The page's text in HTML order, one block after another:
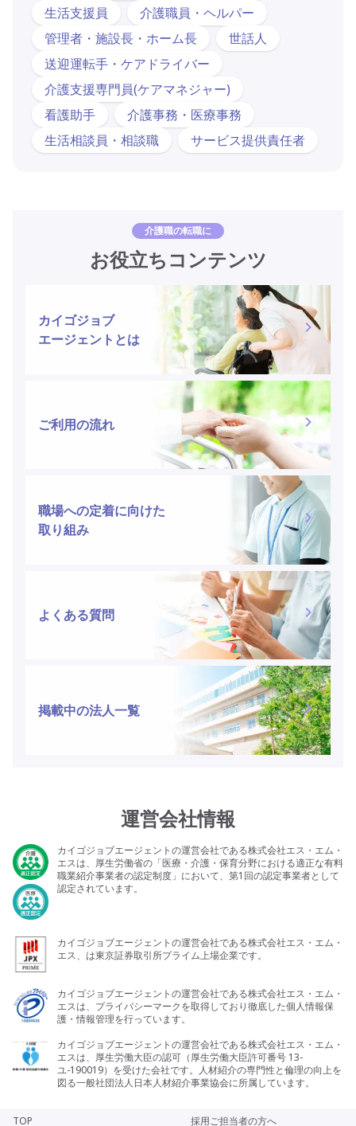
生活支援員
介護職員・ヘルパー
管理者・施設長・ホーム長
世話人
送迎運転手・ケアドライバー
介護支援専門員(ケアマネジャー)
看護助手
介護事務・医療事務
生活相談員・相談職
サービス提供責任者
介護職の転職に
お役立ちコンテンツ
カイゴジョブ
エージェントとは
ご利用の流れ
職場への定着に向けた
取り組み
よくある質問
掲載中の法人一覧
運営会社情報
カイゴジョブエージェントの運営会社である株式会社エス・エム・
エスは、厚生労働省の「医療・介護・保育分野における適正な有料
職業紹介事業者の認定制度」において、第1回の認定事業者として
認定されています。
カイゴジョブエージェントの運営会社である株式会社エス・エム・
エス、は東京証券取引所プライム上場企業です。
カイゴジョブエージェントの運営会社である株式会社エス・エム・
エスは、プライバシーマークを取得しており徹底した個人情報保
護・情報管理を行っています。
カイゴジョブエージェントの運営会社である株式会社エス・エム・
エスは、厚生労働大臣の認可（厚生労働大臣許可番号 13-
ユ-190019）を受けた会社です。人材紹介の専門性と倫理の向上を
図る一般社団法人日本人材紹介事業協会に所属しています。
TOP 採用ご担当者の方へ